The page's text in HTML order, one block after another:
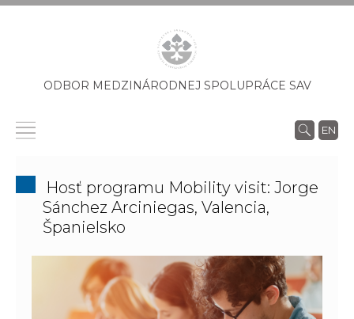
ODBOR MEDZINÁRODNEJ SPOLUPRÁCE SAV
EN
Hosť programu Mobility visit: Jorge
Sánchez Arciniegas, Valencia,
Španielsko